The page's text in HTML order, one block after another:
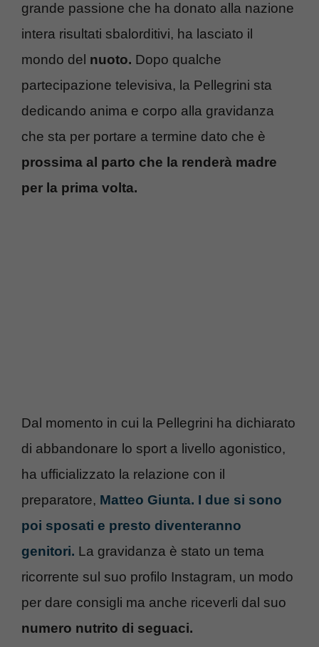
grande passione che ha donato alla nazione
intera risultati sbalorditivi, ha lasciato il
mondo del nuoto. Dopo qualche
partecipazione televisiva, la Pellegrini sta
dedicando anima e corpo alla gravidanza
che sta per portare a termine dato che è
prossima al parto che la renderà madre
per la prima volta.
Dal momento in cui la Pellegrini ha dichiarato
di abbandonare lo sport a livello agonistico,
ha ufficializzato la relazione con il
preparatore, Matteo Giunta. I due si sono
poi sposati e presto diventeranno
genitori. La gravidanza è stato un tema
ricorrente sul suo profilo Instagram, un modo
per dare consigli ma anche riceverli dal suo
numero nutrito di seguaci.